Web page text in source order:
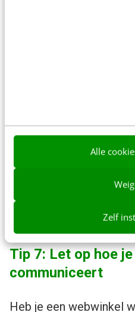
Alle
Zelf
Hier wordt direct concrete
Tip 7: Let op hoe je
communiceert
Heb je een webwinkel